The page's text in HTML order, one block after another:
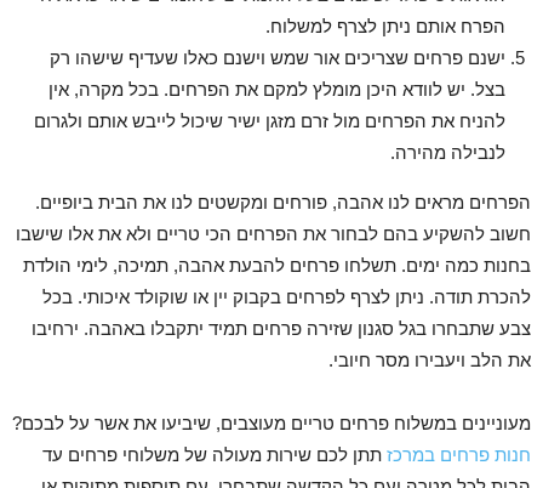
הפרח אותם ניתן לצרף למשלוח.
ישנם פרחים שצריכים אור שמש וישנם כאלו שעדיף שישהו רק
בצל. יש לוודא היכן מומלץ למקם את הפרחים. בכל מקרה, אין
להניח את הפרחים מול זרם מזגן ישיר שיכול לייבש אותם ולגרום
לנבילה מהירה.
הפרחים מראים לנו אהבה, פורחים ומקשטים לנו את הבית ביופיים.
חשוב להשקיע בהם לבחור את הפרחים הכי טריים ולא את אלו שישבו
בחנות כמה ימים. תשלחו פרחים להבעת אהבה, תמיכה, לימי הולדת
להכרת תודה. ניתן לצרף לפרחים בקבוק יין או שוקולד איכותי. בכל
צבע שתבחרו בגל סגנון שזירה פרחים תמיד יתקבלו באהבה. ירחיבו
את הלב ויעבירו מסר חיובי.
מעוניינים במשלוח פרחים טריים מעוצבים, שיביעו את אשר על לבכם?
חנות פרחים במרכז תתן לכם שירות מעולה של משלוחי פרחים עד